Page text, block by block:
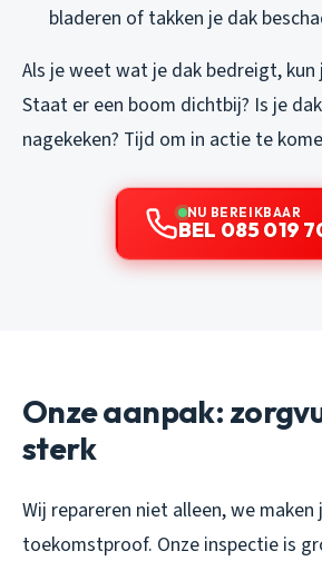
bladeren of takken je dak
Als je weet wat je dak bedreigt,
Staat er een boom dichtbij? Is je
nagekeken? Tijd om in actie te
NU BEREIKBAAR
BEL 085 019
Onze aanpak:
sterk
Wij repareren niet alleen, we maken
toekomstproof. Onze inspectie is